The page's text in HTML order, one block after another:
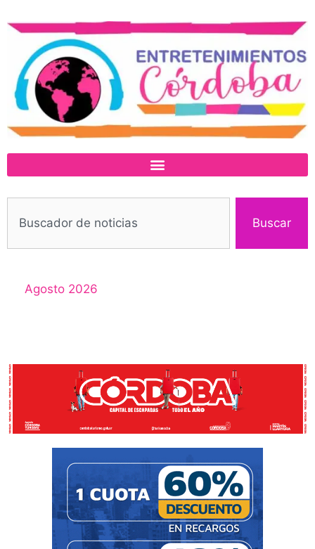
Buscar
Agosto 2026